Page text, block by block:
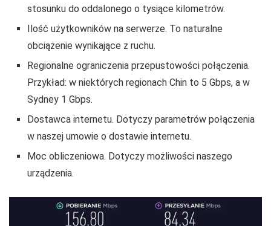
stosunku do oddalonego o tysiące kilometrów.
Ilość użytkowników na serwerze. To naturalne
obciążenie wynikające z ruchu.
Regionalne ograniczenia przepustowości połączenia.
Przykład: w niektórych regionach Chin to 5 Gbps, a w
Sydney 1 Gbps.
Dostawca internetu. Dotyczy parametrów połączenia
w naszej umowie o dostawie internetu.
Moc obliczeniowa. Dotyczy możliwości naszego
urządzenia.